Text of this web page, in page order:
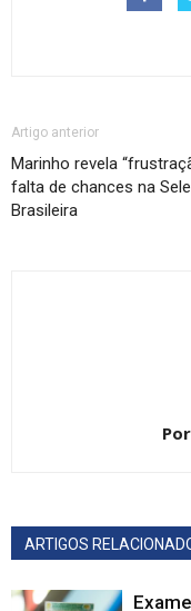
Artigo anterior
Marinho revela
falta de chances na
Brasileira
ARTIGOS